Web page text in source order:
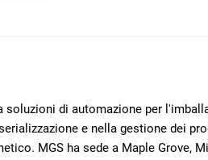
soluzioni di automazione per
e nella gestione dei
MGS ha sede a Maple Grove,